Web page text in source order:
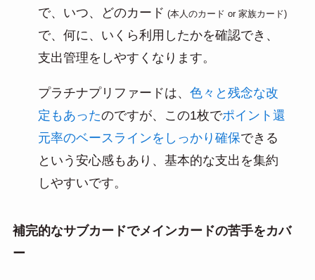
で、いつ、どのカード (本人のカード or 家族カード)
で、何に、いくら利用したかを確認でき、
支出管理をしやすくなります。
プラチナプリファードは、 色々と残念な改
定もあったのですが、この1枚でポイント還
元率のベースラインをしっかり確保できる
という安心感もあり、基本的な支出を集約
しやすいです。
補完的なサブカードでメインカードの苦手をカバ
ー